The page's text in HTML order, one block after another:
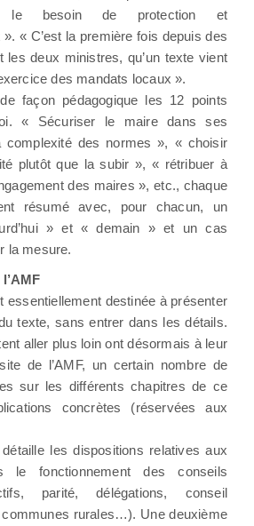
besoin de protection et
». « C’est la première fois depuis des
les deux ministres, qu’un texte vient
des mandats locaux ».
façon pédagogique les 12 points
« Sécuriser le maire dans ses
complexité des normes », « choisir
plutôt que la subir », « rétribuer à
des maires », etc., chaque
résumé avec, pour chacun, un
» et « demain » et un cas
la mesure.
essentiellement destinée à présenter
texte, sans entrer dans les détails.
aller plus loin ont désormais à leur
de l’AMF, un certain nombre de
sur les différents chapitres de ce
concrètes (réservées aux
les dispositions relatives aux
le fonctionnement des conseils
parité, délégations, conseil
rurales…). Une deuxième